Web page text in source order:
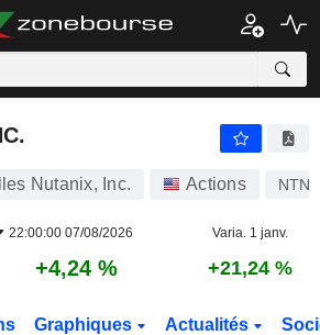
Nutanix, Inc. Actions NTNX
22:00:00 07/08/2026 Varia. 1 janv.
+4,24 % +21,24 %
Graphiques Actualités